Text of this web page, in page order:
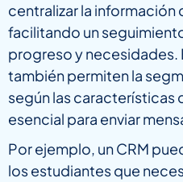
centralizar la información
facilitando un
progreso y necesidades.
también permiten la
según las características
esencial para enviar
Por ejemplo, un CRM
los estudiantes que